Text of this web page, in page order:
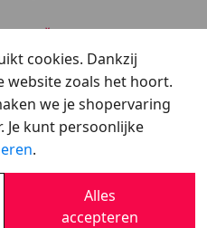
Cookies•Privacy
cookies. Dankzij
website zoals het hoort.
we je shopervaring
Je kunt persoonlijke
.
Alles
accepteren